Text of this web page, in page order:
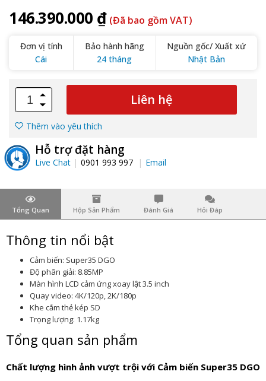
146.390.000 ₫ (Đã bao gồm VAT)
Đơn vị tính
Cái
Bảo hành hãng
24 tháng
Nguồn gốc/ Xuất xứ
Nhật Bản
Liên hệ
Thêm vào yêu thích
Hỗ trợ đặt hàng
Live Chat 0901 993 997 Email
Tổng Quan Hộp Sản Phẩm Đánh Giá Hỏi Đáp
Thông tin nổi bật
Cảm biến: Super35 DGO
Độ phân giải: 8.85MP
Màn hình LCD cảm ứng xoay lật 3.5 inch
Quay video: 4K/120p, 2K/180p
Khe cắm thẻ kép SD
Trọng lượng: 1.17kg
Tổng quan sản phẩm
Chất lượng hình ảnh vượt trội với Cảm biến Super35 DGO